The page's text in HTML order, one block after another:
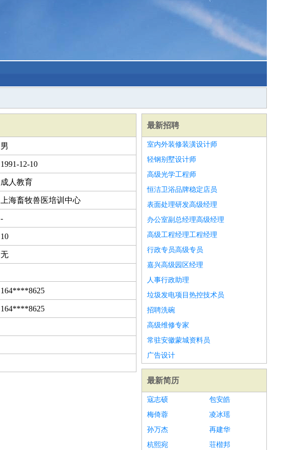
男
1991-12-10
成人教育
上海畜牧兽医培训中心
-
10
无
164****8625
164****8625
最新招聘
室内外装修装潢设计师
轻钢别墅设计师
高级光学工程师
恒洁卫浴品牌稳定店员
表面处理研发高级经理
办公室副总经理高级经理
高级工程经理工程经理
行政专员高级专员
嘉兴高级园区经理
人事行政助理
垃圾发电项目热控技术员
招聘洗碗
高级维修专家
常驻安徽蒙城资料员
广告设计
最新简历
寇志硕
包安皓
梅倚蓉
凌冰瑶
孙万杰
再建华
杭熙宛
荘楷邦